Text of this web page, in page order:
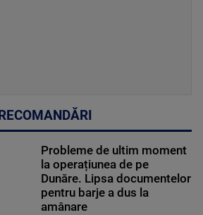
RECOMANDĂRI
Probleme de ultim moment
la operațiunea de pe
Dunăre. Lipsa documentelor
pentru barje a dus la
amânare